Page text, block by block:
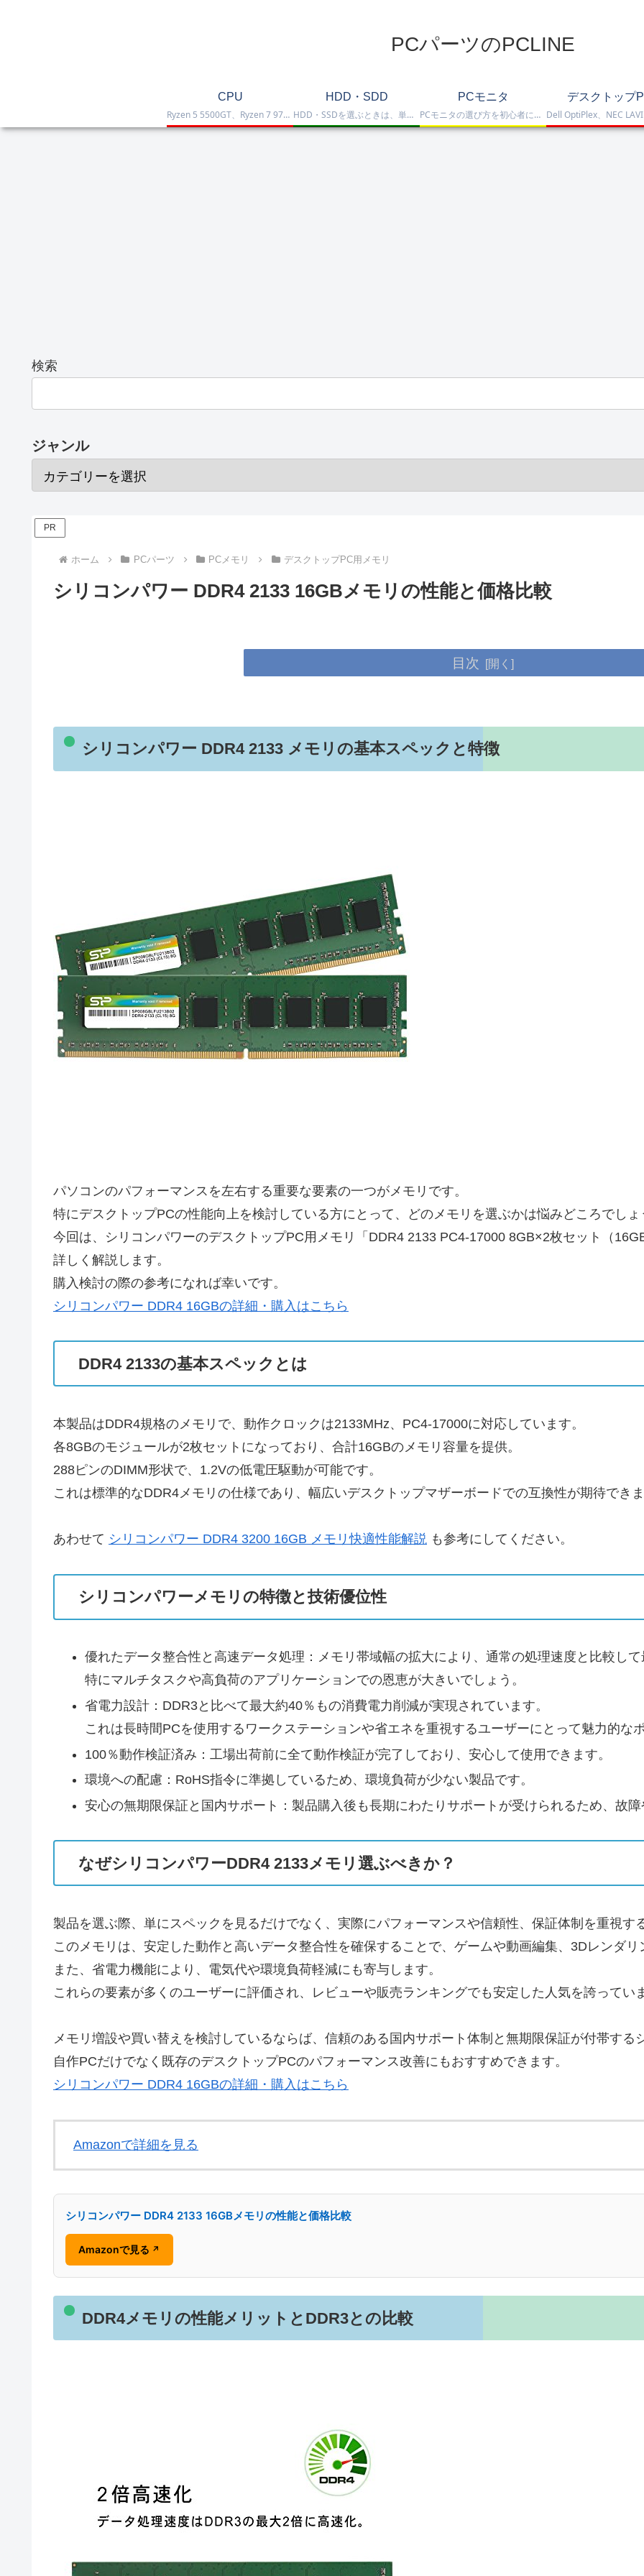
PCパーツのPCLINE
CPU
Ryzen 5 5500GT、Ryzen 7 9700X、Ryzen 7 9800X3D、Core Ultra 7 265K、Core i5-12400などを掲載したCPU一覧です。性能・価格・用途を比較しながら、自作PCやゲーミング向けの最適な1台を選べます。
HDD・SDD
HDD・SSDを選ぶときは、単に容量だけを見るのではなく、保存重視なのか、高速化したいのか、NAS運用なのか、外付けで使いたいのかまで整理して選ぶことが大切です。このカテゴリでは、HDDとSSDの基本的な違いを踏まえつつ、保存容量をしっかり確保したい方向けのHDD、高速起動や作業効率を重視したい方向けのSSD、さらにNAS向けHDDやNVMe SSD、SATA SSD、外付けストレージまで比較しや…
PCモニタ
PCモニタの選び方を初心者にも分かりやすく解説。ゲーミングモニタ、4K・高画質モニタ、モバイルモニタ、仕事・普段使い向けモニタまで、用途別に比較しやすくまとめています。
デスクトップ
検索
ジャンル
PR
ホーム PCパーツ PCメモリ デスクトップPC用メモリ
シリコンパワー DDR4 2133 16GBメモリの性能と価格比較
目次
シリコンパワー DDR4 2133 メモリの基本スペックと特徴
パソコンのパフォーマンスを左右する重要な要素の一つがメモリです。
特にデスクトップPCの性能向上を検討している方にとって、どのメモリを選ぶかは悩みどころでしょ
今回は、シリコンパワーのデスクトップPC用メモリ「DDR4 2133 PC4-17000 8GB×2枚セット（
詳しく解説します。
購入検討の際の参考になれば幸いです。
シリコンパワー DDR4 16GBの詳細・購入はこちら
DDR4 2133の基本スペックとは
本製品はDDR4規格のメモリで、動作クロックは2133MHz、PC4-17000に対応しています。
各8GBのモジュールが2枚セットになっており、合計16GBのメモリ容量を提供。
288ピンのDIMM形状で、1.2Vの低電圧駆動が可能です。
これは標準的なDDR4メモリの仕様であり、幅広いデスクトップマザーボードでの互換性が期待でき
あわせて シリコンパワー DDR4 3200 16GB メモリ快適性能解説 も参考にしてください。
シリコンパワーメモリの特徴と技術優位性
優れたデータ整合性と高速データ処理：メモリ帯域幅の拡大により、通常の処理速度と比較し
特にマルチタスクや高負荷のアプリケーションでの恩恵が大きいでしょう。
省電力設計：DDR3と比べて最大約40％もの消費電力削減が実現されています。
これは長時間PCを使用するワークステーションや省エネを重視するユーザーにとって魅力的な
100％動作検証済み：工場出荷前に全て動作検証が完了しており、安心して使用できます。
環境への配慮：RoHS指令に準拠しているため、環境負荷が少ない製品です。
安心の無期限保証と国内サポート：製品購入後も長期にわたりサポートが受けられるため、故
なぜシリコンパワーDDR4 2133メモリ選ぶべきか？
製品を選ぶ際、単にスペックを見るだけでなく、実際にパフォーマンスや信頼性、保証体制を重視す
このメモリは、安定した動作と高いデータ整合性を確保することで、ゲームや動画編集、3Dレンダ
また、省電力機能により、電気代や環境負荷軽減にも寄与します。
これらの要素が多くのユーザーに評価され、レビューや販売ランキングでも安定した人気を誇ってい
メモリ増設や買い替えを検討しているならば、信頼のある国内サポート体制と無期限保証が付帯す
自作PCだけでなく既存のデスクトップPCのパフォーマンス改善にもおすすめできます。
シリコンパワー DDR4 16GBの詳細・購入はこちら
Amazonで詳細を見る
シリコンパワー DDR4 2133 16GBメモリの性能と価格比較
Amazonで見る ↗
DDR4メモリの性能メリットとDDR3との比較